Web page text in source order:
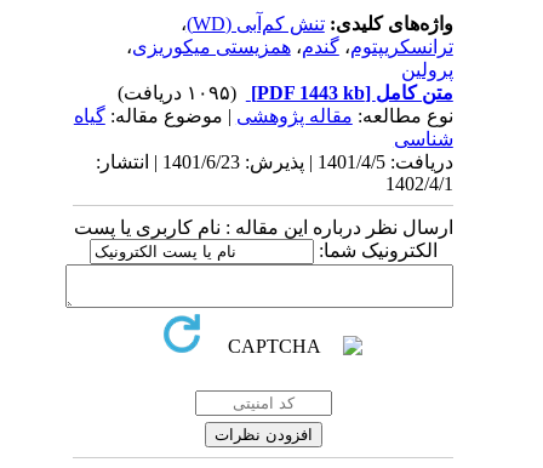
کلیدی: تنش کم‌آبی (WD)
،
گندم،همزیستی میکوریزی،
(۱۰۹۵ دریافت)
مقاله پژوهشی | موضوع مقاله:گیاه
دریافت: 1401/4/5 | پذیرش: 1401/6/23 | انتشار:
نظر درباره این مقاله : نام کاربری یا پست
شما: